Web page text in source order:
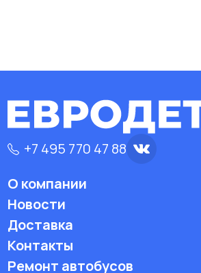
+7 495 770 47 88
О компании
Новости
Доставка
Контакты
Ремонт автобусов